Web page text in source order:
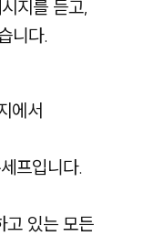
지를 듣고,
니다.
에서
프입니다.
고 있는 모든